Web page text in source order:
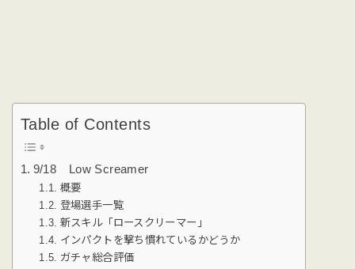
Table of Contents
9/18 Low Screamer
概要
登場選手一覧
新スキル「ロースクリーマー」
インパクトを撃ち慣れているかどうか
ガチャ総合評価